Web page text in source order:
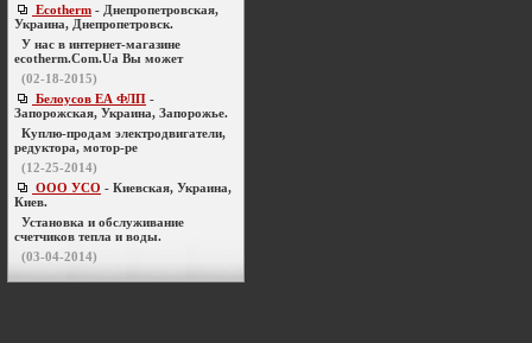
Ecotherm - Днепропетровская,
Украина, Днепропетровск.
У нас в интернет-магазине
ecotherm.Com.Ua Вы может
(02-18-2015)
Белоусов ЕА ФЛП -
Запорожская, Украина, Запорожье.
Куплю-продам электродвигатели,
редуктора, мотор-ре
(12-25-2014)
ООО УСО - Киевская, Украина,
Киев.
Установка и обслуживание
счетчиков тепла и воды.
(03-04-2014)